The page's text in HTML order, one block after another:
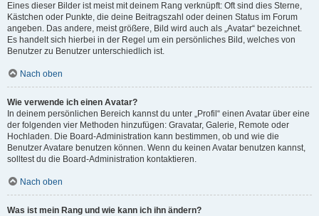
Eines dieser Bilder ist meist mit deinem Rang verknüpft: Oft sind dies Sterne,
Kästchen oder Punkte, die deine Beitragszahl oder deinen Status im Forum
angeben. Das andere, meist größere, Bild wird auch als „Avatar“ bezeichnet.
Es handelt sich hierbei in der Regel um ein persönliches Bild, welches von
Benutzer zu Benutzer unterschiedlich ist.
Nach oben
Wie verwende ich einen Avatar?
In deinem persönlichen Bereich kannst du unter „Profil“ einen Avatar über eine
der folgenden vier Methoden hinzufügen: Gravatar, Galerie, Remote oder
Hochladen. Die Board-Administration kann bestimmen, ob und wie die
Benutzer Avatare benutzen können. Wenn du keinen Avatar benutzen kannst,
solltest du die Board-Administration kontaktieren.
Nach oben
Was ist mein Rang und wie kann ich ihn ändern?